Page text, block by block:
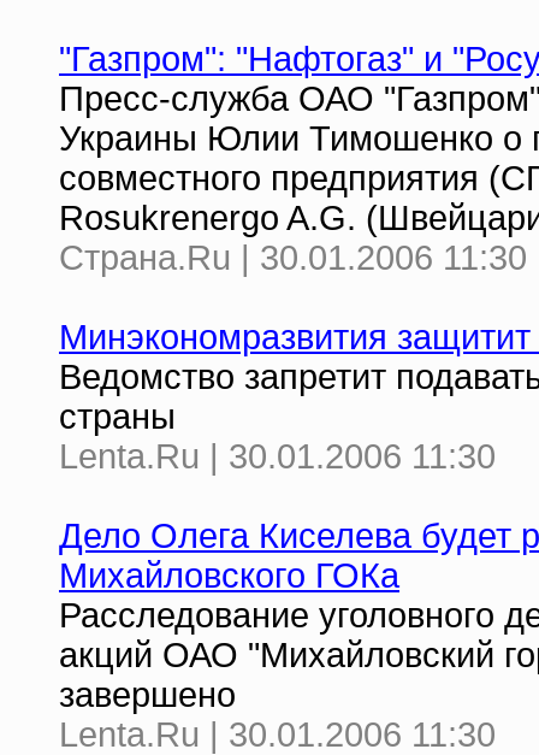
"Газпром": "Нафтогаз" и
Пресс-служба ОАО
Украины Юлии Тимошенко о
совместного предприятия
Rosukrenergo A.G.
Страна.Ru | 30.01.2006 11:30
Минэкономразвития
Ведомство запретит
страны
Lenta.Ru | 30.01.2006 11:30
Дело Олега Киселева будет
Михайловского ГОКа
Расследование уголовного
акций ОАО "Михайловский
завершено
Lenta.Ru | 30.01.2006 11:30